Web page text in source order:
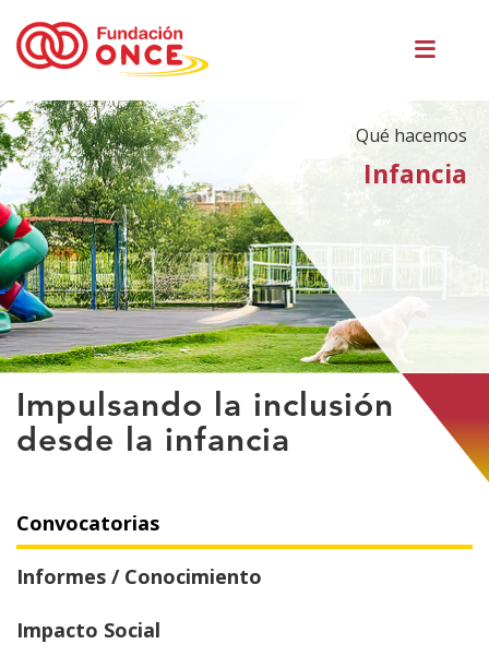
Qué hacemos
Infancia
Te
encuentras
en
principal
Impulsando la inclusión
desde la infancia
Convocatorias
Informes / Conocimiento
Impacto Social